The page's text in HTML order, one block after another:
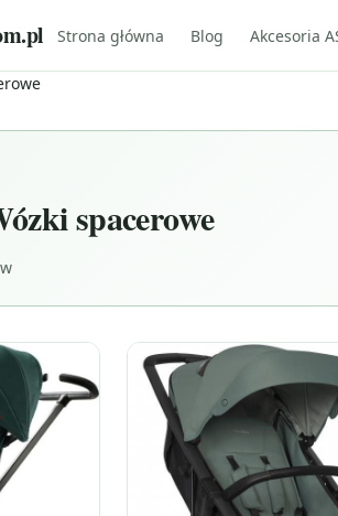
Strona główna Blog Akcesoria
spacerowe